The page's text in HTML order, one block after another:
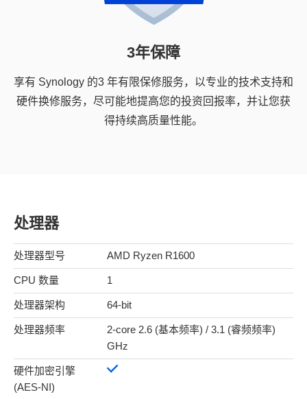
3年保障
享有 Synology 的3 年有限保修服务，以专业的技术支持和
硬件换修服务，尽可能地提高您的投资回报率，并让您获
得持续高质量性能。
处理器
处理器型号 AMD Ryzen R1600
CPU 数量 1
处理器架构 64-bit
处理器频率
2-core 2.6 (基本频率) / 3.1 (睿频频率)
GHz
硬件加密引擎
(AES-NI)